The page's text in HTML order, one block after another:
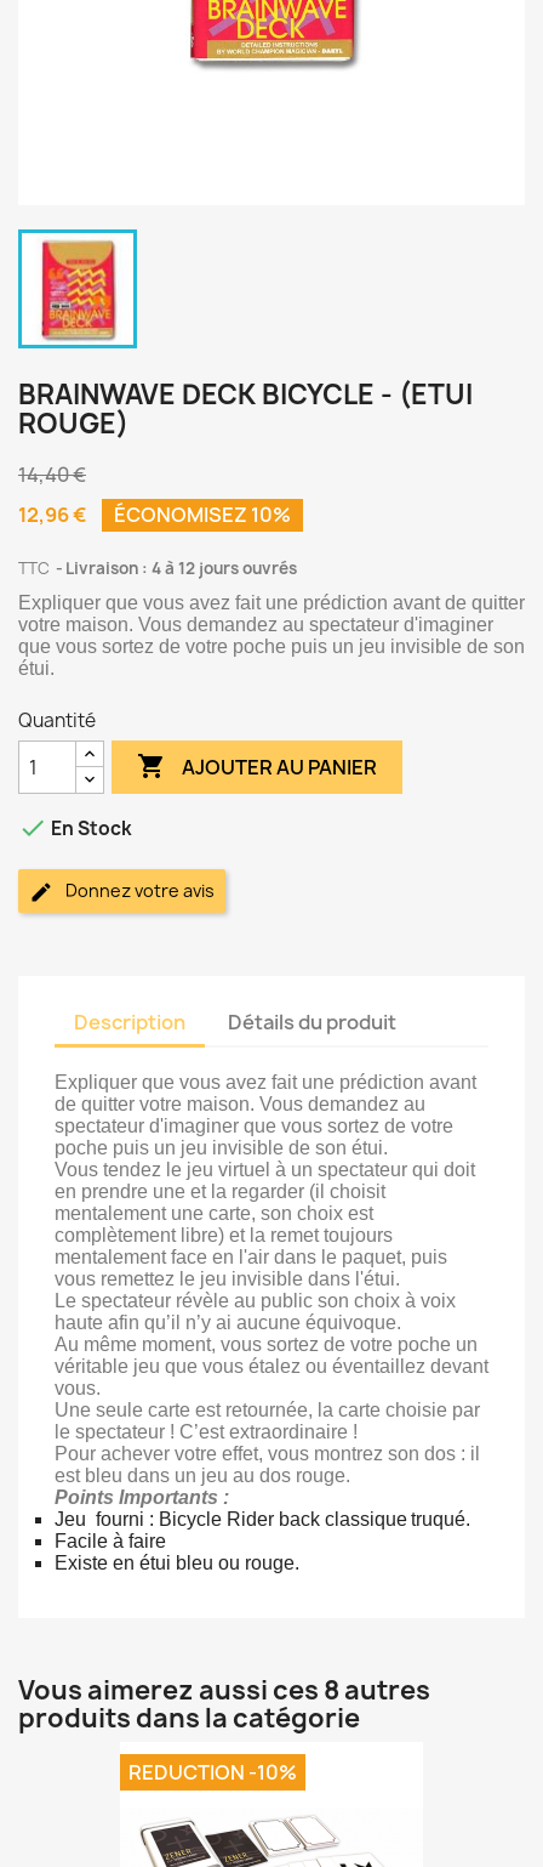
BRAINWAVE DECK BICYCLE - (ETUI
ROUGE)
14,40 €
12,96 €
ÉCONOMISEZ 10%
TTC Livraison : 4 à 12 jours ouvrés
Expliquer que vous avez fait une prédiction avant de quitter
votre maison. Vous demandez au spectateur d'imaginer
que vous sortez de votre poche puis un jeu invisible de son
étui.
Quantité
 AJOUTER AU PANIER
 En Stock
Donnez votre avis
Description Détails du produit
Expliquer que vous avez fait une prédiction avant
de quitter votre maison. Vous demandez au
spectateur d'imaginer que vous sortez de votre
poche puis un jeu invisible de son étui.
Vous tendez le jeu virtuel à un spectateur qui doit
en prendre une et la regarder (il choisit
mentalement une carte, son choix est
complètement libre) et la remet toujours
mentalement face en l'air dans le paquet, puis
vous remettez le jeu invisible dans l'étui.
Le spectateur révèle au public son choix à voix
haute afin qu’il n’y ai aucune équivoque.
Au même moment, vous sortez de votre poche un
véritable jeu que vous étalez ou éventaillez devant
vous.
Une seule carte est retournée, la carte choisie par
le spectateur ! C’est extraordinaire !
Pour achever votre effet, vous montrez son dos : il
est bleu dans un jeu au dos rouge.
Points Importants :
Jeu fourni : Bicycle Rider back classiquetruqué.
Facile à faire
Existe en étui bleu ou rouge.
Vous aimerez aussi ces 8 autres
produits dans la catégorie
REDUCTION -10%